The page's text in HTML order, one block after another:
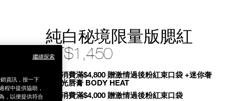
純白秘境限量版腮紅
NT$1,450
Promotions
全館消費滿$4,800 贈激情過後粉紅束口袋 +迷你奢
慾緞光唇膏 BODY HEAT
全館消費滿$4,000 贈激情過後粉紅束口袋
資訊，按一下
程中提供協助，
，以便提供符合
繼續探索